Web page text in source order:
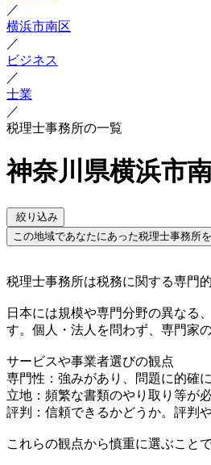
／
横浜市南区
／
ビジネス
／
士業
／
税理士事務所の一覧
神奈川県横浜市
絞り込み
この地域であなたにあった税理士事務所
税理士事務所は税務に関する専門
日本には規模や専門分野の異なる
す。個人・法人を問わず、専門家
サービスや事業者選びの観点
専門性：強みがあり、問題に的確
立地：頻繁な書類のやり取り等が
評判：信頼できるかどうか。評判
これらの観点から慎重に選ぶこと